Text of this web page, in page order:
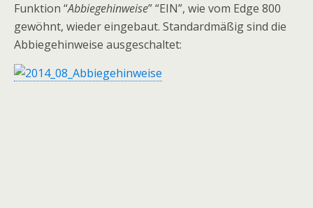
Funktion “Abbiegehinweise” “EIN”, wie vom Edge 800
gewöhnt, wieder eingebaut. Standardmäßig sind die
Abbiegehinweise ausgeschaltet: